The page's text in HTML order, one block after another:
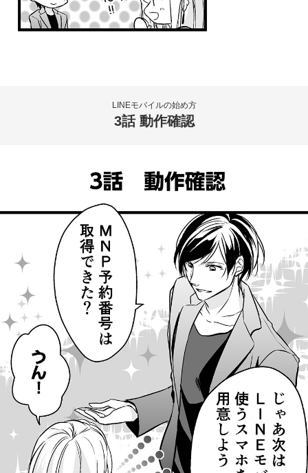
LINEモバイルの始め方
3話 動作確認